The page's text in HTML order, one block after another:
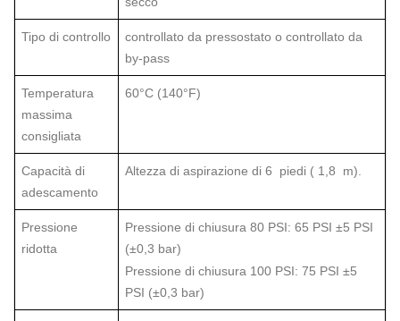
Tipo di controllo
controllato da pressostato o controllato da
by-pass
Temperatura
massima
consigliata
60°C (140°F)
Capacità di
adescamento
Altezza di aspirazione di 6 piedi ( 1,8 m).
Pressione
ridotta
Pressione di chiusura 80 PSI: 65 PSI ±5 PSI
(±0,3 bar)
Pressione di chiusura 100 PSI: 75 PSI ±5
PSI (±0,3 bar)